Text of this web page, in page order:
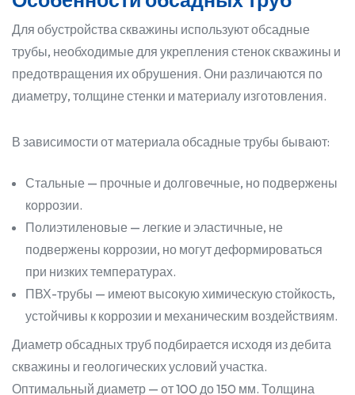
Для обустройства скважины используют обсадные
трубы, необходимые для укрепления стенок скважины и
предотвращения их обрушения. Они различаются по
диаметру, толщине стенки и материалу изготовления.
В зависимости от материала обсадные трубы бывают:
Стальные — прочные и долговечные, но подвержены
коррозии.
Полиэтиленовые — легкие и эластичные, не
подвержены коррозии, но могут деформироваться
при низких температурах.
ПВХ-трубы — имеют высокую химическую стойкость,
устойчивы к коррозии и механическим воздействиям.
Диаметр обсадных труб подбирается исходя из дебита
скважины и геологических условий участка.
Оптимальный диаметр — от 100 до 150 мм. Толщина